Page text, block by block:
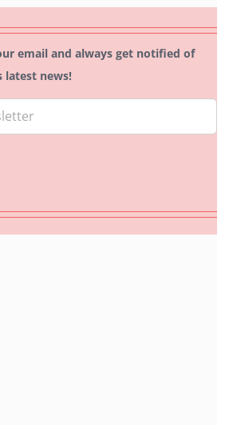
email and always get notified of
latest news!